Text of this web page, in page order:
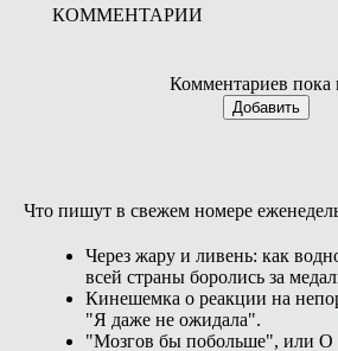
КОММЕНТАРИИ
Комментариев пока
Добавить
Что пишут в свежем номере
Через жару и ливень: как
всей страны боролись за
Кинешемка о реакции на
"Я даже не ожидала".
"Мозгов бы побольше", или О